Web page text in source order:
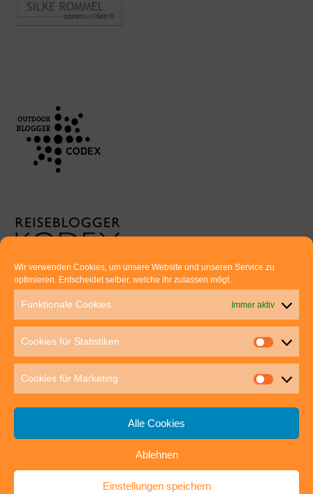
Wir verwenden Cookies, um unsere Website und unseren Service zu
optimieren. Entscheidet selber, welche ihr zulassen mögt.
Funktionale Cookies Immer aktiv
Cookies für Statistiken
Cookies für Marketing
Alle Cookies
Ablehnen
Einstellungen speichern
Euer direkter Draht zu uns:
Thomas Rathay und Silke Rommel
70563 Stuttgart
post@outdoor-hochgenuss.de
IMPRESSUM DATENSCHUTZ